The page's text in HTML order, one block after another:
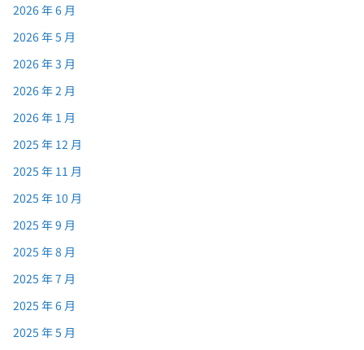
2026 年 6 月
2026 年 5 月
2026 年 3 月
2026 年 2 月
2026 年 1 月
2025 年 12 月
2025 年 11 月
2025 年 10 月
2025 年 9 月
2025 年 8 月
2025 年 7 月
2025 年 6 月
2025 年 5 月